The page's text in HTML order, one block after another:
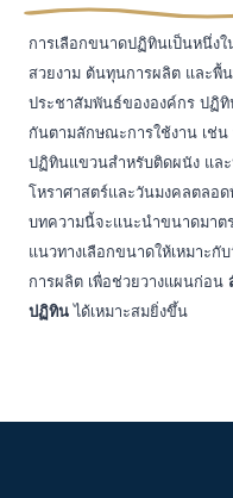
การเลือกขนาดปฏิทินเป็นหนึ่ง
สวยงาม ต้นทุนการผลิต และพื้
ประชาสัมพันธ์ขององค์กร ปฏิ
กันตามลักษณะการใช้งาน เช่น
ปฏิทินแขวนสำหรับติดผนัง แล
โหราศาสตร์และวันมงคลตลอด
บทความนี้จะแนะนำขนาดมาต
แนวทางเลือกขนาดให้เหมาะกั
การผลิต เพื่อช่วยวางแผนก่อน
ปฏิทิน ได้เหมาะสมยิ่งขึ้น